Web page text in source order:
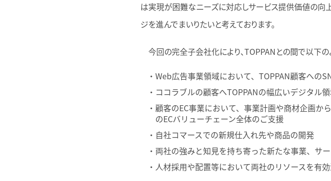
は実現が困難なニーズに対応しサービス提供価値の向
ジを進んでまいりたいと考えております。
今回の完全子会社化により、TOPPANとの間で以下の
・Web広告事業領域において、TOPPAN顧客への
・ココラブルの顧客へTOPPANの幅広いデジタル
・顧客のEC事業において、事業計画や商材企画
のECバリューチェーン全体のご支援
・自社コマースでの新規仕入れ先や商品の開発
・両社の強みと知見を持ち寄った新たな事業、サ
・人材採用や配置等において両社のリソースを有